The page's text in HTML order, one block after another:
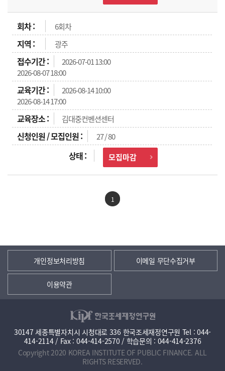
6회차
광주
2026-07-01 13:00
2026-08-07 18:00
2026-08-14 10:00
2026-08-14 17:00
김대중컨벤션센터
27 / 80
모집마감
1
개인정보처리방침 이메일 무단수집거부
이용약관
30147 세종특별자치시 시청대로 336 한국조세재정연구원 Tel : 044-
414-2114 / Fax : 044-414-2570 / 학습문의 : 044-414-2376
Copyright 2020 KOREA INSTITUTE OF PUBLIC FINANCE. ALL
RIGHTS RESERVED.